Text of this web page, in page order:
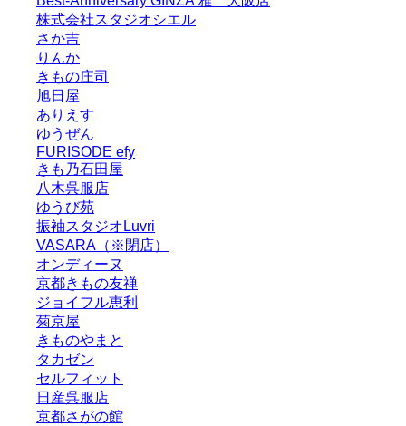
株式会社スタジオシエル
さか吉
りんか
きもの庄司
旭日屋
ありえす
ゆうぜん
FURISODE efy
きも乃石田屋
八木呉服店
ゆうび苑
振袖スタジオLuvri
VASARA（※閉店）
オンディーヌ
京都きもの友禅
ジョイフル恵利
菊京屋
きものやまと
タカゼン
セルフィット
日産呉服店
京都さがの館